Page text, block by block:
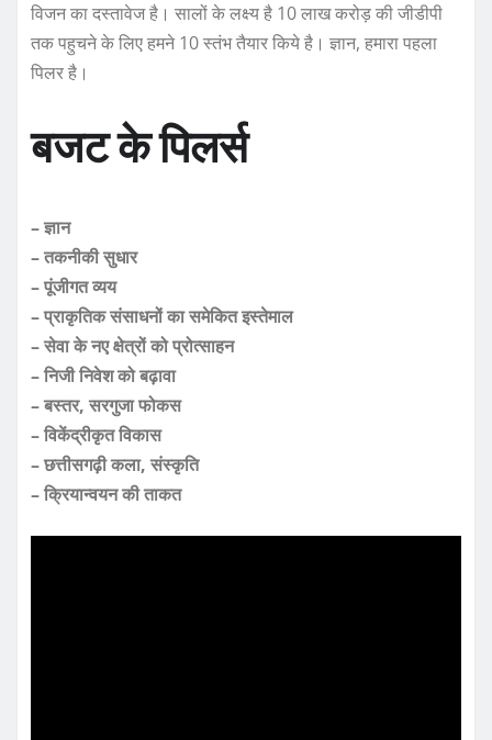
विजन का दस्तावेज है। सालों के लक्ष्य है 10 लाख करोड़ की जीडीपी
तक पहुचने के लिए हमने 10 स्तंभ तैयार किये है। ज्ञान, हमारा पहला
पिलर है।
बजट के पिलर्स
– ज्ञान
– तकनीकी सुधार
– पूंजीगत व्यय
– प्राकृतिक संसाधनों का समेकित इस्तेमाल
– सेवा के नए क्षेत्रों को प्रोत्साहन
– निजी निवेश को बढ़ावा
– बस्तर, सरगुजा फोकस
– विकेंद्रीकृत विकास
– छत्तीसगढ़ी कला, संस्कृति
– क्रियान्वयन की ताकत